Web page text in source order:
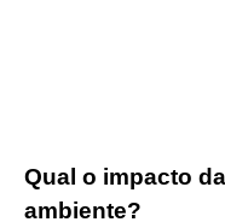
Qual o impacto
ambiente?